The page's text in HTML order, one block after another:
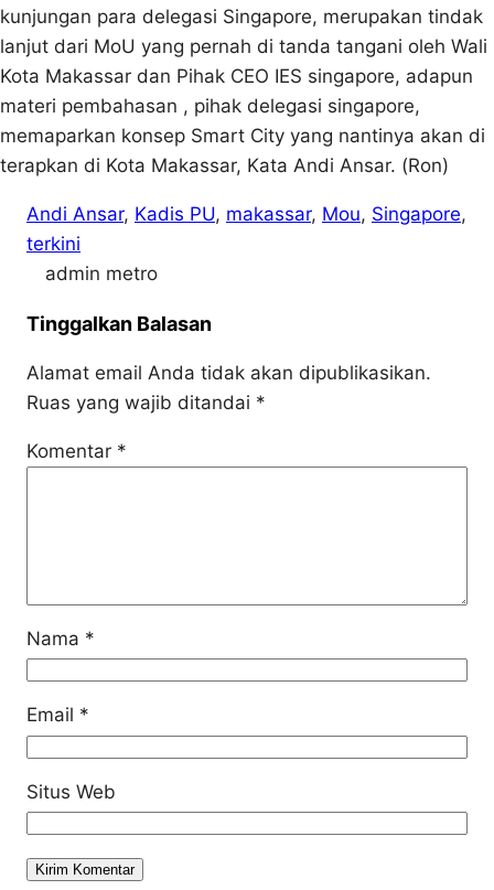
kunjungan para delegasi Singapore, merupakan tindak
lanjut dari MoU yang pernah di tanda tangani oleh Wali
Kota Makassar dan Pihak CEO IES singapore, adapun
materi pembahasan , pihak delegasi singapore,
memaparkan konsep Smart City yang nantinya akan di
terapkan di Kota Makassar, Kata Andi Ansar. (Ron)
Andi Ansar, Kadis PU, makassar, Mou, Singapore
terkini
admin metro
Tinggalkan Balasan
Alamat email Anda tidak akan dipublikasikan.
Ruas yang wajib ditandai *
Komentar *
Nama *
Email *
Situs Web